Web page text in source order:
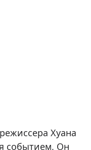
Хуана
событием. Он